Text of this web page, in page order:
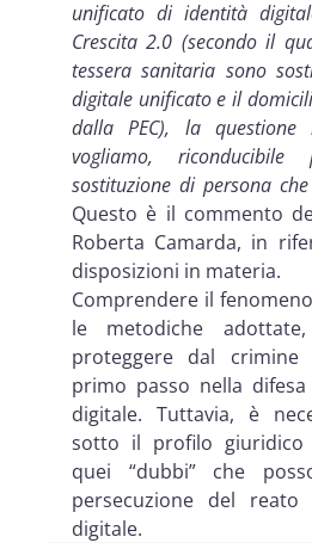
unificato di identità
Crescita 2.0 (secondo il
tessera sanitaria sono
digitale unificato e il
dalla PEC), la
vogliamo,
sostituzione di persona
Questo è il commento
Roberta Camarda, in
disposizioni in materia.
Comprendere il
le metodiche
proteggere dal
primo passo nella
digitale. Tuttavia, è
sotto il profilo giuridico
quei “dubbi” che
persecuzione del
digitale.